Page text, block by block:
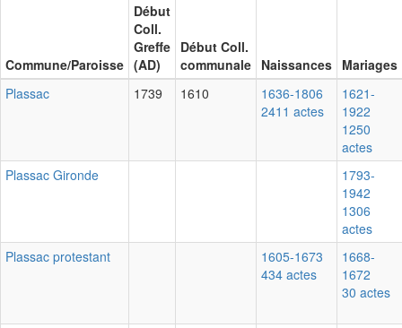
Commune/Paroisse
Début
Coll.
Greffe
(AD)
Début Coll.
communale Naissances Mariages
Plassac
1739 1610
1636-1806
2411 actes
1621-
1922
1250
actes
Plassac Gironde
1793-
1942
1306
actes
Plassac protestant
1605-1673
434 actes
1668-
1672
30 actes